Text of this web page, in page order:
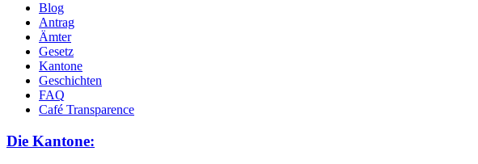
Blog
Antrag
Ämter
Gesetz
Kantone
Geschichten
FAQ
Café Transparence
Die Kantone: